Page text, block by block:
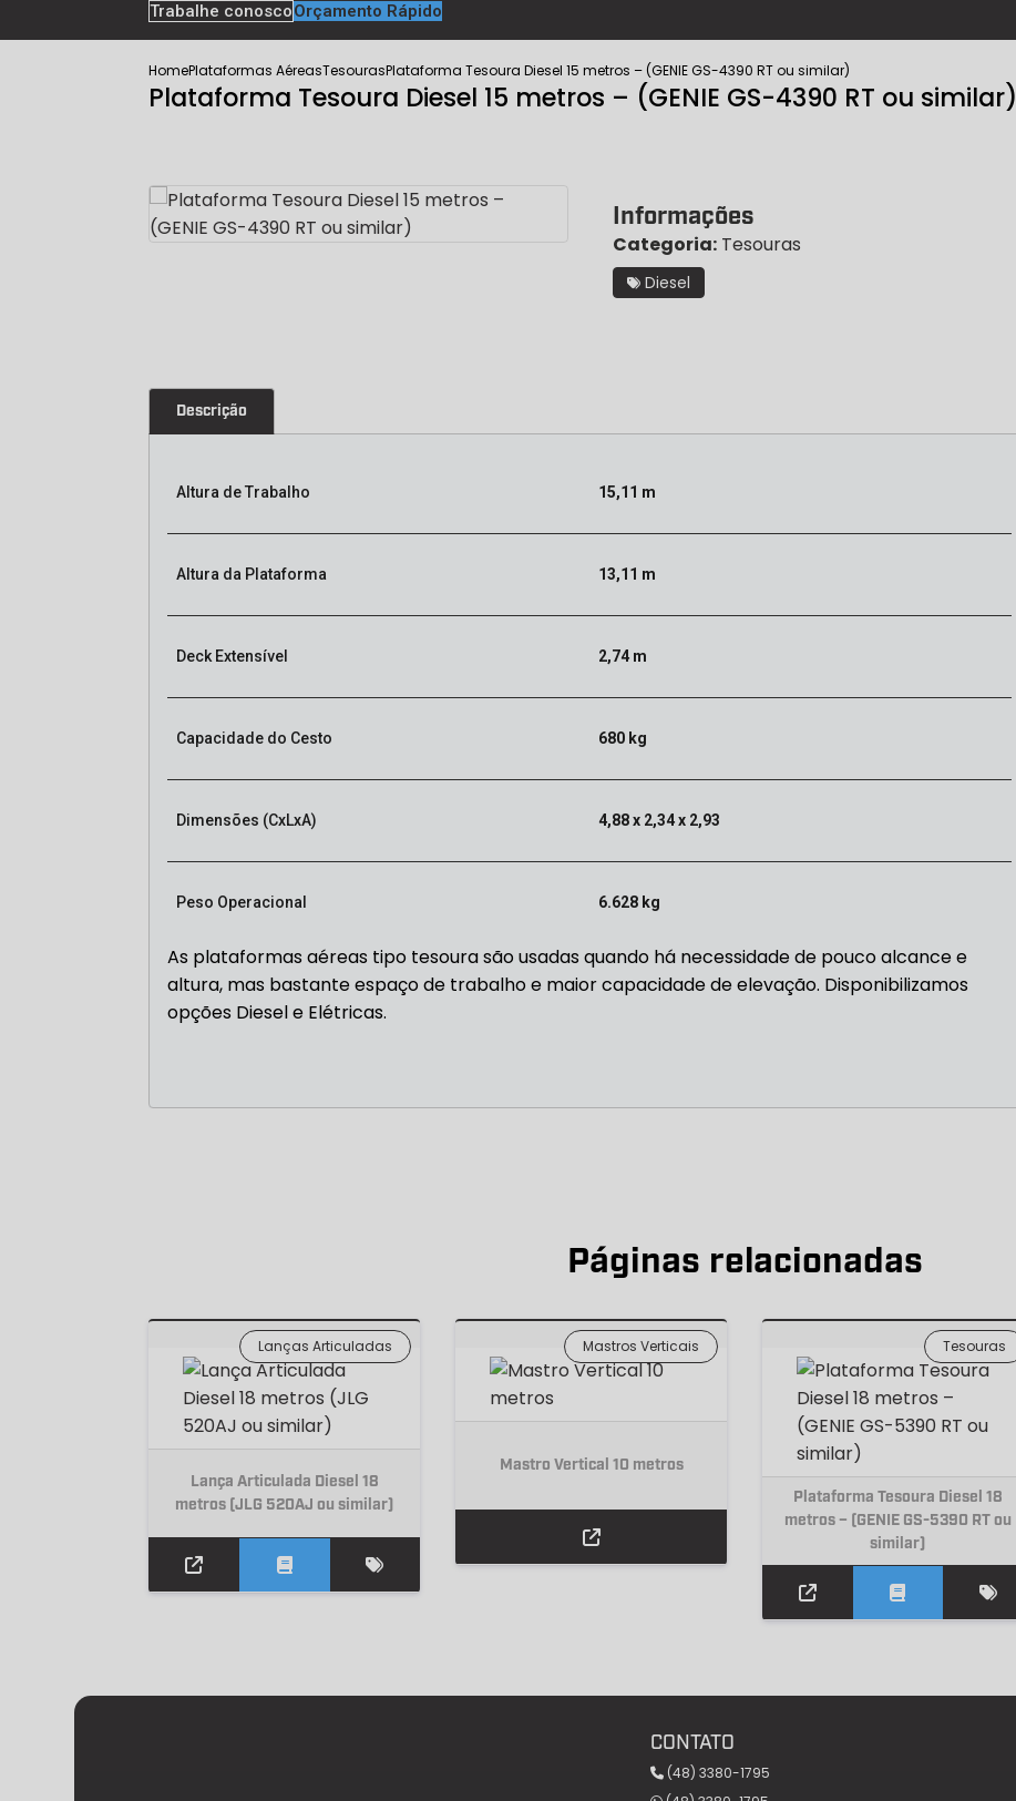
Trabalhe conosco
Orçamento Rápido
HomePlataformas AéreasTesourasPlataforma Tesoura Diesel 15 metros – (GENIE GS-4390 RT ou similar)
Plataforma Tesoura Diesel 15 metros – (GENIE GS-4390 RT ou similar)
Informações
Categoria: Tesouras
Diesel
Descrição
Altura de Trabalho 15,11 m
Altura da Plataforma 13,11 m
Deck Extensível 2,74 m
Capacidade do Cesto 680 kg
Dimensões (CxLxA) 4,88 x 2,34 x 2,93
Peso Operacional 6.628 kg
As plataformas aéreas tipo tesoura são usadas quando há necessidade de pouco alcance e
altura, mas bastante espaço de trabalho e maior capacidade de elevação. Disponibilizamos
opções Diesel e Elétricas.
Páginas relacionadas
Lança Articulada Diesel 18
metros (JLG 520AJ ou similar)
Lanças Articuladas
Mastro Vertical 10 metros
Mastros Verticais
Plataforma Tesoura Diesel 18
metros – (GENIE GS-5390 RT ou
similar)
Tesouras
CONTATO
(48) 3380-1795